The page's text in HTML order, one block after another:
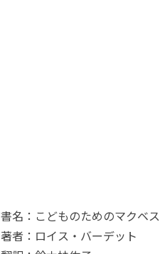
書名：こどものためのマクベス
著者：ロイス・バーデット